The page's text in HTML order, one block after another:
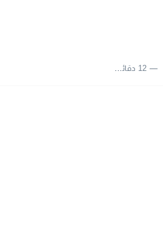
12 دقائق للقراءة